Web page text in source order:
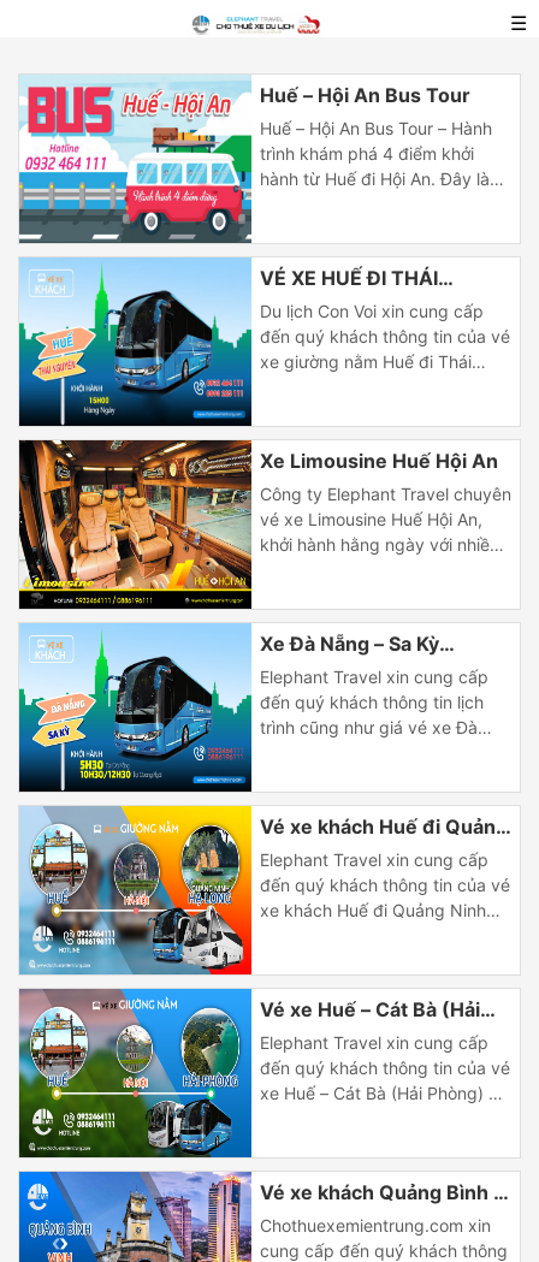
☰
Huế – Hội An Bus Tour
Huế – Hội An Bus Tour – Hành
trình khám phá 4 điểm khởi
hành từ Huế đi Hội An. Đây là
điểm du lịch trong hành trình di
chuyển từ TP Huế – Cầu Ngói
Thanh Toàn – Biển Lăng Cô –
Đèo […]
VÉ XE HUẾ ĐI THÁI
NGUYÊN
Du lịch Con Voi xin cung cấp
đến quý khách thông tin của vé
xe giường nằm Huế đi Thái
sẽ đón quý khách tại điểm hẹn
ở trung tâm. Khách hàng có
nhu cầu đón dọc đường chúng
tôi sẽ cung cấp giờ […]
Xe Limousine Huế Hội An
Công ty Elephant Travel chuyên
vé xe Limousine Huế Hội An,
khởi hành hằng ngày với nhiều
giá vé xe Limousine Huế Hội An
Lịch trình Giờ khởi hành Giá Huế
đi Hội An 11:00 am (sáng)
290k/khách Hội An đi Huế
14:00 […]
Xe Đà Nẵng – Sa Kỳ
(Quảng Ngãi)
Elephant Travel xin cung cấp
đến quý khách thông tin lịch
trình cũng như giá vé xe Đà
ngày, đón khách tại trung tâm
với nhiều khung giờ chạy.
Thông tin chi tiết giá vé và lịch
trình xe khách Đà Nẵng đi […]
Vé xe khách Huế đi Quảng
Ninh – Hạ Long (Ghé Hà
Nội)
Elephant Travel xin cung cấp
đến quý khách thông tin của vé
xe khách Huế đi Quảng Ninh
khách tại trung tâm thành phố
với nhiều khung giờ chạy khác
nhau. Thông tin chi tiết giá vé
và lịch trình xe khách Huế đi
[…]
Vé xe Huế – Cát Bà (Hải
Phòng) ghé Hà Nội
Elephant Travel xin cung cấp
đến quý khách thông tin của vé
xe Huế – Cát Bà (Hải Phòng) và
thành phố với nhiều khung giờ
chạy khác nhau. Thông tin chi
tiết giá vé và lịch trình xe khách
Huế – Hải […]
Vé xe khách Quảng Bình đi
Vinh (Nghệ An)
Chothuexemientrung.com xin
cung cấp đến quý khách thông